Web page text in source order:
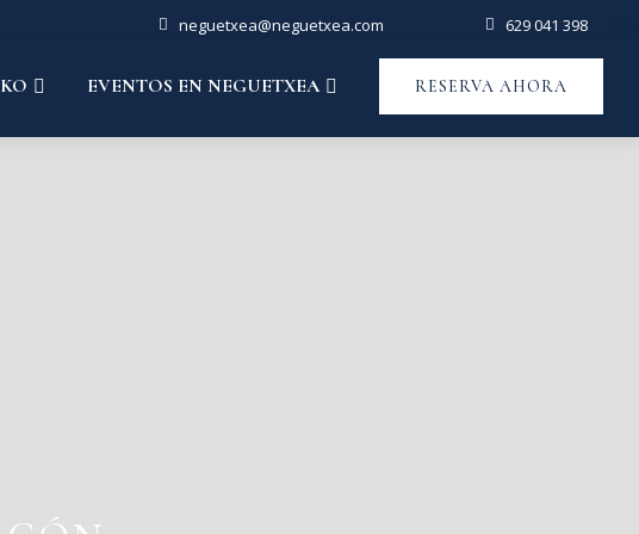
neguetxea@neguetxea.com 629 041 398
EVENTOS EN NEGUETXEA RESERVA AHORA